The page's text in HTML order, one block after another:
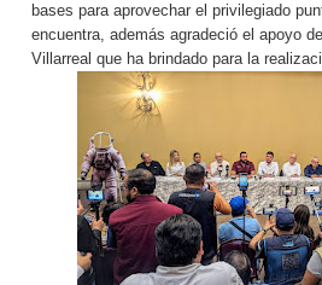
bases para aprovechar el privilegiado
encuentra, además agradeció el apoyo
Villarreal que ha brindado para la